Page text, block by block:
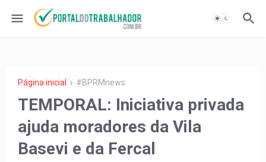
Página inicial #BPRMnews
TEMPORAL: Iniciativa privada
ajuda moradores da Vila
Basevi e da Fercal